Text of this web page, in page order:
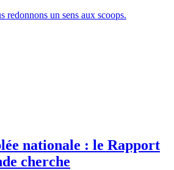
nationale : le Rapport
cherche